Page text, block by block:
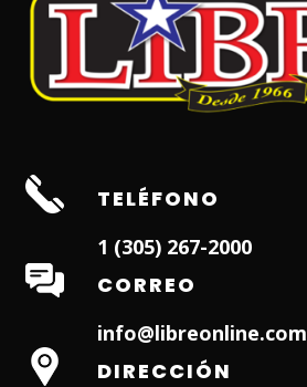
TELÉFONO
1 (305) 267-2000
CORREO
info@libreonline.com
DIRECCIÓN